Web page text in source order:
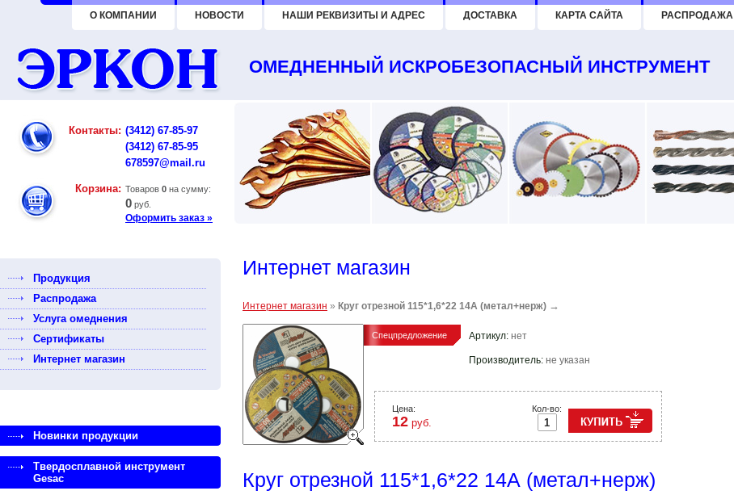
ОМЕДНЕННЫЙ ИСКРОБЕЗОПАСНЫЙ ИНСТРУМЕНТ
О КОМПАНИИ НОВОСТИ НАШИ РЕКВИЗИТЫ И АДРЕС ДОСТАВКА КАРТА САЙТА РАСПРОДАЖА
Контакты: (3412) 67-85-97
(3412) 67-85-95
678597@mail.ru
Корзина: Товаров 0 на сумму:
0 руб.
Оформить заказ »
Интернет магазин
Интернет магазин » Круг отрезной 115*1,6*22 14А (метал+нерж) →
Спецпредложение Артикул: нет
Производитель: не указан
Кол-во:
Цена:
12 руб.
Круг отрезной 115*1,6*22 14А (метал+нерж)
Продукция
Распродажа
Услуга омеднения
Сертификаты
Интернет магазин
Новинки продукции
Твердосплавной инструмент
Gesac